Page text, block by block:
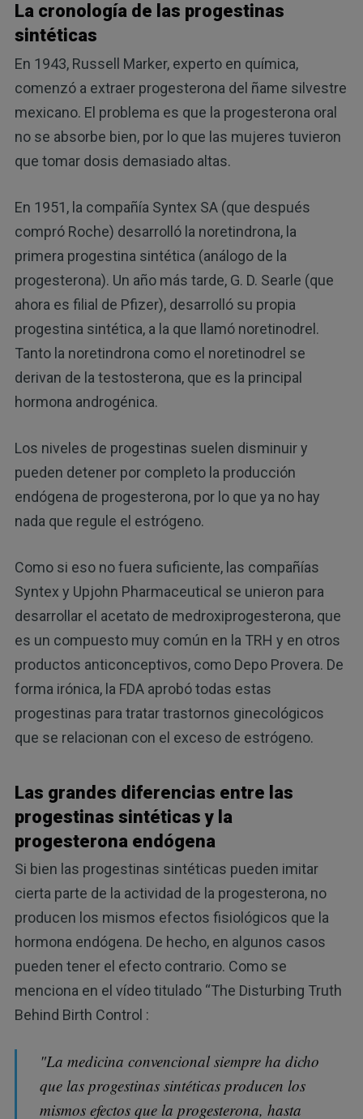
La cronología de las progestinas
sintéticas
En 1943, Russell Marker, experto en química,
comenzó a extraer progesterona del ñame silvestre
mexicano. El problema es que la progesterona oral
no se absorbe bien, por lo que las mujeres tuvieron
que tomar dosis demasiado altas.
En 1951, la compañía Syntex SA (que después
compró Roche) desarrolló la noretindrona, la
primera progestina sintética (análogo de la
progesterona). Un año más tarde, G. D. Searle (que
ahora es filial de Pfizer), desarrolló su propia
progestina sintética, a la que llamó noretinodrel.
Tanto la noretindrona como el noretinodrel se
derivan de la testosterona, que es la principal
hormona androgénica.
Los niveles de progestinas suelen disminuir y
pueden detener por completo la producción
endógena de progesterona, por lo que ya no hay
nada que regule el estrógeno.
Como si eso no fuera suficiente, las compañías
Syntex y Upjohn Pharmaceutical se unieron para
desarrollar el acetato de medroxiprogesterona, que
es un compuesto muy común en la TRH y en otros
productos anticonceptivos, como Depo Provera. De
forma irónica, la FDA aprobó todas estas
progestinas para tratar trastornos ginecológicos
que se relacionan con el exceso de estrógeno.
Las grandes diferencias entre las
progestinas sintéticas y la
progesterona endógena
Si bien las progestinas sintéticas pueden imitar
cierta parte de la actividad de la progesterona, no
producen los mismos efectos fisiológicos que la
hormona endógena. De hecho, en algunos casos
pueden tener el efecto contrario. Como se
menciona en el vídeo titulado “The Disturbing Truth
Behind Birth Control :
"La medicina convencional siempre ha dicho
que las progestinas sintéticas producen los
mismos efectos que la progesterona, hasta